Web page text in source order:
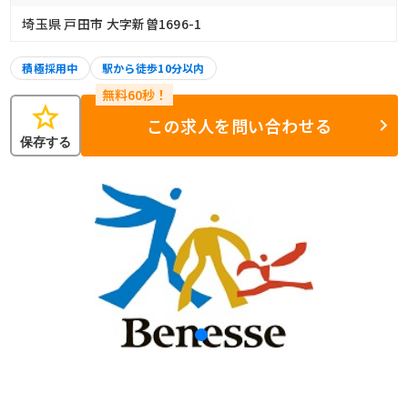
埼玉県 戸田市 大字新曽1696-1
積極採用中 駅から徒歩10分以内
star
保存する
この求人を問い合わせる